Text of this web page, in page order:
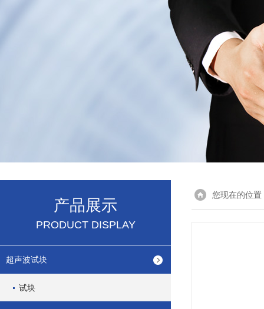
产品展示
PRODUCT DISPLAY
超声波试块
试块
您现在的位置